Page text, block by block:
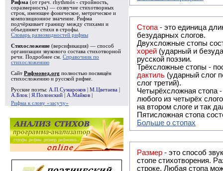
Рифма (от греч. rhythmós - стройность,
соразмерность) — созвучие стихотворных
строк, имеющее фоническое, метрическое и
композиционное значение. Рифма
подчёркивает границу между стихами и
объединяет стихи в строфы
Словарь разновидностей рифмы
Стихосложение (версификация) — способ
организации звукового состава стихотворной
речи. Подробнее см. Справочник по
стихосложению
Сайт Рифмовед.org полностью посвящён
стихосложению и русской рифме.
Русские поэты: А.П.Сумароков М.Цветаева
А.Блок
Я.Полонский А.Майков
Рифма к слову «засучу»
Стопа - это единица
безударных слогов.
Двухсложные стопы
хорей (ударный и
русской поэзии.
Трёхсложные стопы -
дактиль (ударный слог
слог третий).
Четырёхсложная стопа
любого из четырёх
на втором слоге и так
Пятисложная стопа
Больше о стопах
Размер - это способ
стопе стихотворения.
строке. Любая стопа